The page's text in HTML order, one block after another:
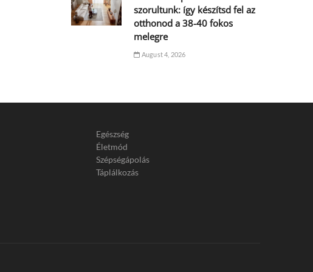
szorultunk: így készítsd fel az
otthonod a 38-40 fokos
melegre
August 4, 2026
Egészség
Életmód
Szépségápolás
Táplálkozás